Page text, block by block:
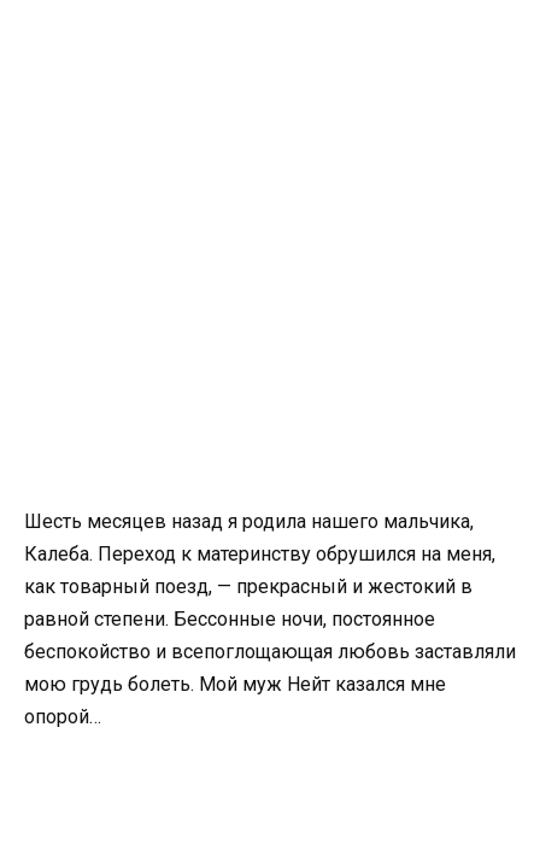
Шесть месяцев назад я родила нашего мальчика,
Калеба. Переход к материнству обрушился на меня,
как товарный поезд, — прекрасный и жестокий в
равной степени. Бессонные ночи, постоянное
беспокойство и всепоглощающая любовь заставляли
мою грудь болеть. Мой муж Нейт казался мне
опорой…